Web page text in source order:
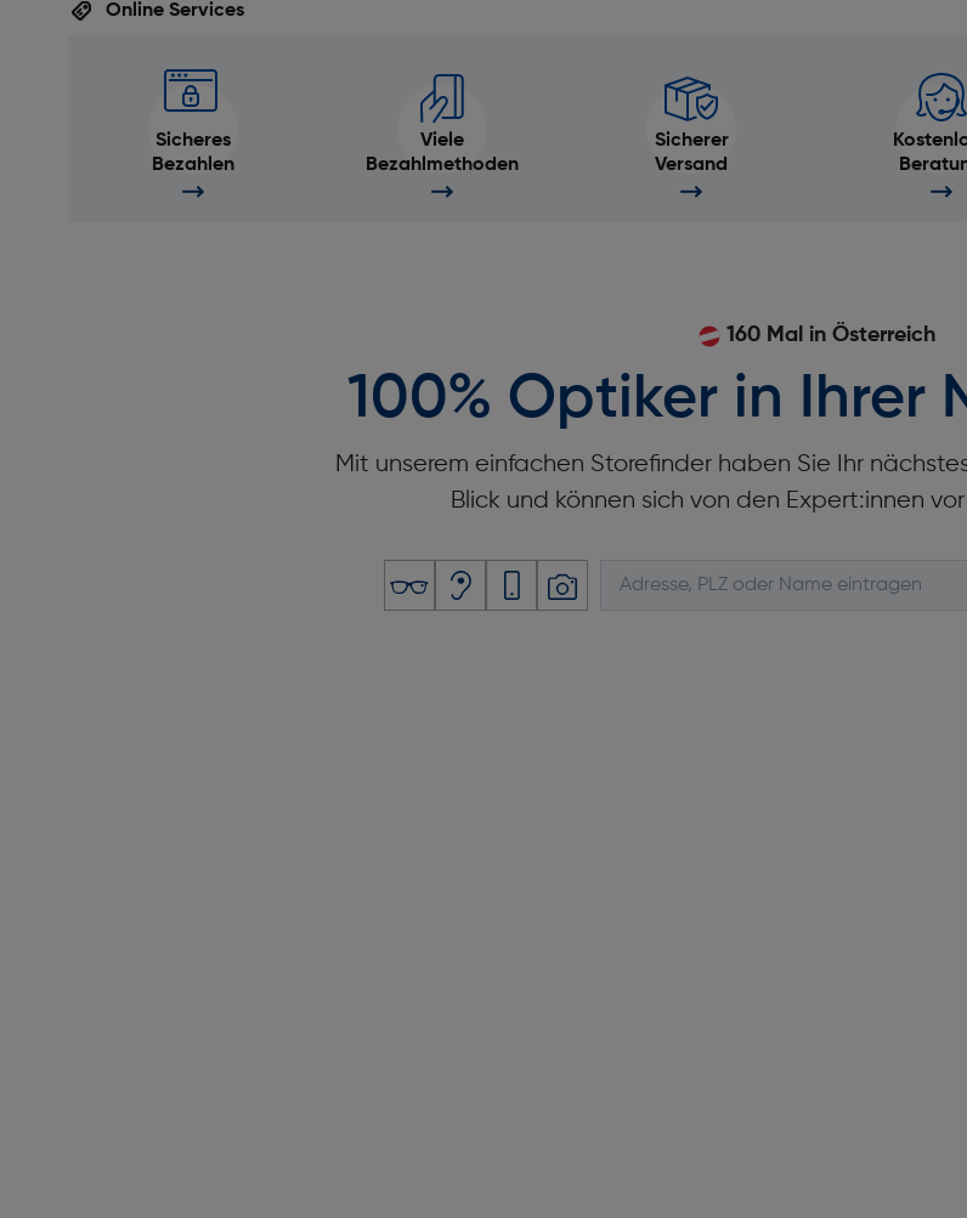
Online Services
Sicheres
Bezahlen
Viele
Bezahlmethoden
Sicherer
Versand
160 Mal in Österreich
100% Optiker in Ihrer
Mit unserem einfachen Storefinder haben Sie Ihr
Blick und können sich von den Expert:innen